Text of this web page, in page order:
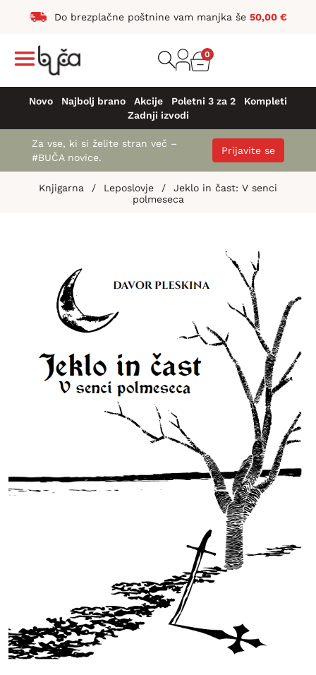
Do brezplačne poštnine vam manjka še 50,00 €
0
Novo Najbolj brano Akcije Poletni 3 za 2
Kompleti
Zadnji izvodi
Za vse, ki si želite stran več –
#BUČA novice.
Prijavite se
Knjigarna / Leposlovje /
Jeklo in čast: V senci
polmeseca